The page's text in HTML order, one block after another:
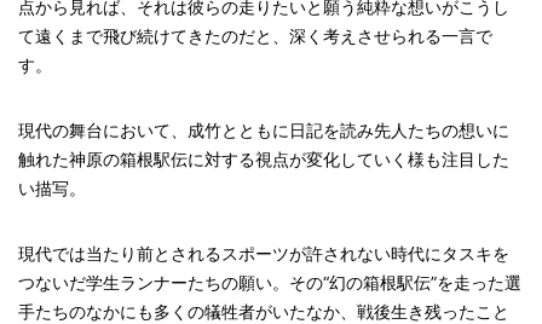
点から見れば、それは彼らの走りたいと願う純粋な想いがこうし
て遠くまで飛び続けてきたのだと、深く考えさせられる一言で
す。
現代の舞台において、成竹とともに日記を読み先人たちの想いに
触れた神原の箱根駅伝に対する視点が変化していく様も注目した
い描写。
現代では当たり前とされるスポーツが許されない時代にタスキを
つないだ学生ランナーたちの願い。その“幻の箱根駅伝”を走った選
手たちのなかにも多くの犠牲者がいたなか、戦後生き残ったこと